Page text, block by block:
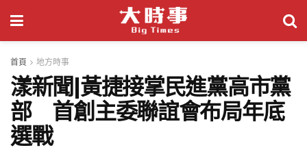
首頁 地方時事
漾新聞|黃捷接掌民進黨高市黨
部 首創主委聯誼會布局年底
選戰